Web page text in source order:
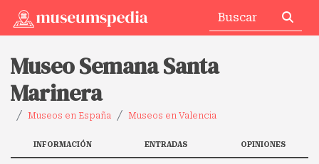
Museo Semana Santa
Marinera
Museos en España Museos en Valencia
INFORMACIÓN ENTRADAS OPINIONES